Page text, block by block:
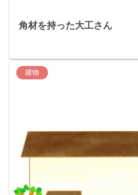
角材を持った大工さん
建物